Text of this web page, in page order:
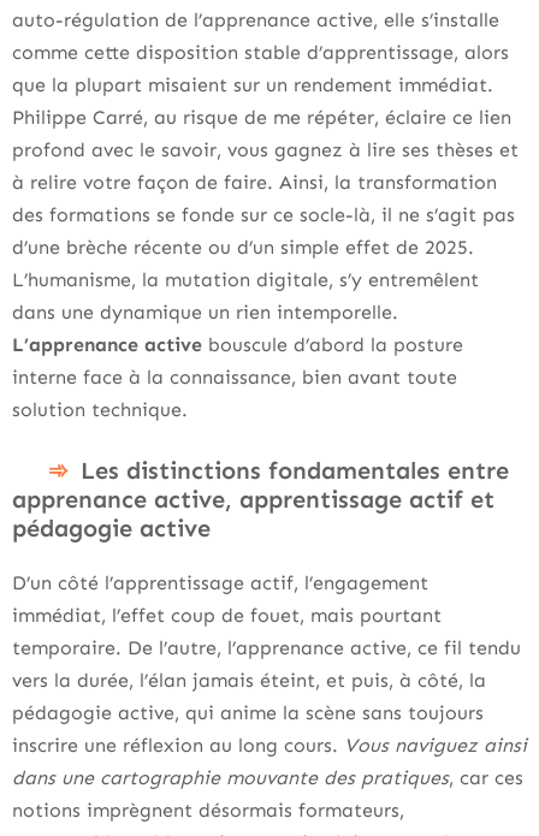
auto-régulation de l’apprenance active, elle s’installe
comme cette disposition stable d’apprentissage, alors
que la plupart misaient sur un rendement immédiat.
Philippe Carré, au risque de me répéter, éclaire ce lien
profond avec le savoir, vous gagnez à lire ses thèses et
à relire votre façon de faire. Ainsi, la transformation
des formations se fonde sur ce socle-là, il ne s’agit pas
d’une brèche récente ou d’un simple effet de 2025.
L’humanisme, la mutation digitale, s’y entremêlent
dans une dynamique un rien intemporelle.
L’apprenance active bouscule d’abord la posture
interne face à la connaissance, bien avant toute
solution technique.
Les distinctions fondamentales entre
apprenance active, apprentissage actif et
pédagogie active
D’un côté l’apprentissage actif, l’engagement
immédiat, l’effet coup de fouet, mais pourtant
temporaire. De l’autre, l’apprenance active, ce fil tendu
vers la durée, l’élan jamais éteint, et puis, à côté, la
pédagogie active, qui anime la scène sans toujours
inscrire une réflexion au long cours. Vous naviguez ainsi
dans une cartographie mouvante des pratiques, car ces
notions imprègnent désormais formateurs,